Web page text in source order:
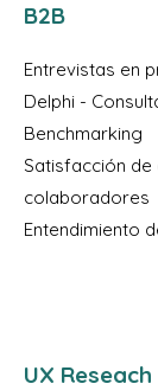
B2B
Entrevistas en
Delphi -
Benchmarking
Satisfacción
colaboradores
Entendimiento
UX Reseach